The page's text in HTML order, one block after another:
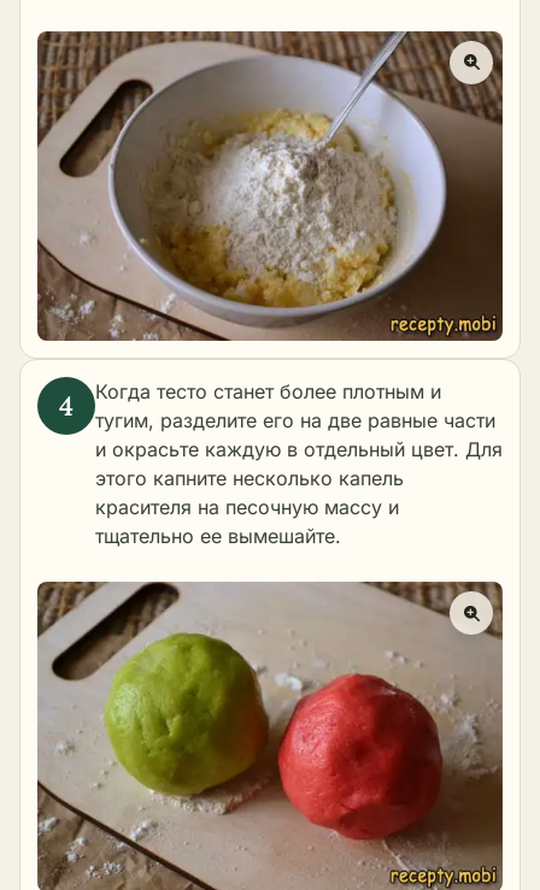
Когда тесто станет более плотным и
тугим, разделите его на две равные части
и окрасьте каждую в отдельный цвет. Для
этого капните несколько капель
красителя на песочную массу и
тщательно ее вымешайте.